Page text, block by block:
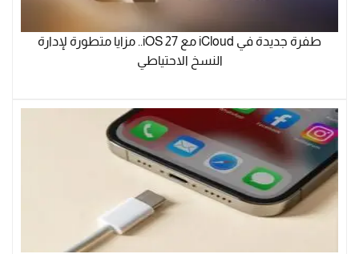
طفرة جديدة في iCloud مع iOS 27.. مزايا متطورة لإدارة
النسخ الاحتياطي